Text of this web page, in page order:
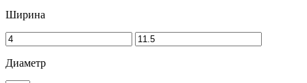
Ширина
Диаметр